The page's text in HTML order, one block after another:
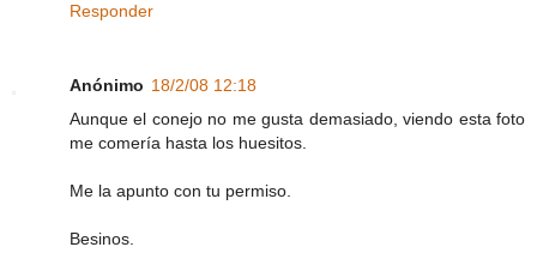
Responder
Anónimo 18/2/08 12:18
Aunque el conejo no me gusta demasiado, viendo esta foto
me comería hasta los huesitos.
Me la apunto con tu permiso.
Besinos.